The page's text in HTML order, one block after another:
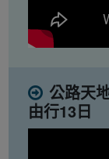
公路天
由行13日